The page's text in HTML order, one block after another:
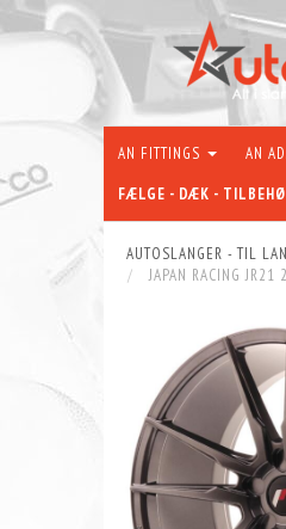
AN FITTINGS AN
FÆLGE - DÆK -
AUTOSLANGER - TIL
JAPAN RACING